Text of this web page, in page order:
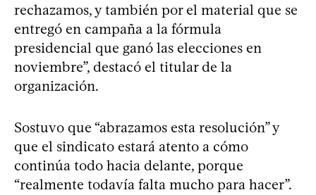
rechazamos, y también por el material que se
entregó en campaña a la fórmula
presidencial que ganó las elecciones en
noviembre”, destacó el titular de la
organización.
Sostuvo que “abrazamos esta resolución” y
que el sindicato estará atento a cómo
continúa todo hacia delante, porque
“realmente todavía falta mucho para hacer”.